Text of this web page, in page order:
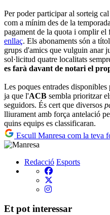
Per poder participar al sorteig
com a mínim des de la
pagament de la quota i omplir
enllaç. Els abonaments són a
grups d'amics que vulguin anar
sol·licitud quatre localitats
es farà davant de notari el
Les poques entrades
ja que l'ACB sembla prioritzar
seguidors. És cert que diversos
lliurament amb força antelació
quins equips es classificaran.
Escull Manresa com la teva
Redacció Esports
Et pot interessar